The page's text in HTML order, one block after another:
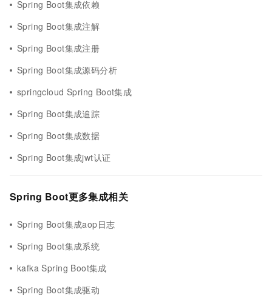
Spring Boot集成依赖
Spring Boot集成注解
Spring Boot集成注册
Spring Boot集成源码分析
springcloud Spring Boot集成
Spring Boot集成追踪
Spring Boot集成数据
Spring Boot集成jwt认证
Spring Boot更多集成相关
Spring Boot集成aop日志
Spring Boot集成系统
kafka Spring Boot集成
Spring Boot集成驱动